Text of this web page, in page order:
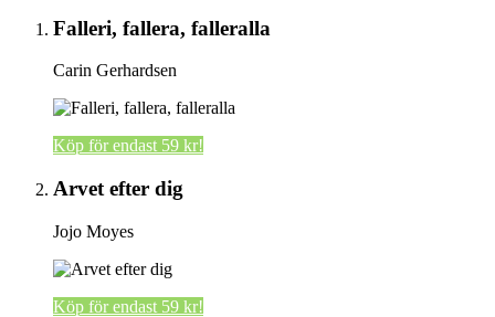
Falleri, fallera, falleralla
Carin Gerhardsen
Köp för endast 59 kr!
Arvet efter dig
Jojo Moyes
Köp för endast 59 kr!